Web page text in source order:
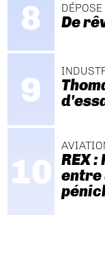
De
REX
entre